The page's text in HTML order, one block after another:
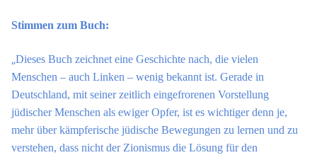
Stimmen zum Buch:
„Dieses Buch zeichnet eine Geschichte nach, die vielen
Menschen – auch Linken – wenig bekannt ist. Gerade in
Deutschland, mit seiner zeitlich eingefrorenen Vorstellung
jüdischer Menschen als ewiger Opfer, ist es wichtiger denn je,
mehr über kämpferische jüdische Bewegungen zu lernen und zu
verstehen, dass nicht der Zionismus die Lösung für den